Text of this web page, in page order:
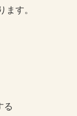
ます。
る